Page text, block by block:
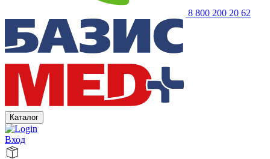
8 800 200 20 62
Каталог
Вход